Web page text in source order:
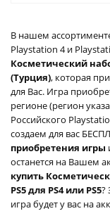
В нашем
Playstation 4 и
Косметический
(Турция), которая
для Вас. Игра
регионе (регион
Российского
создаем для вас
приобретения игры
останется на Вашем
купить
PS5 для PS4 или PS5?
игра будет у вас на